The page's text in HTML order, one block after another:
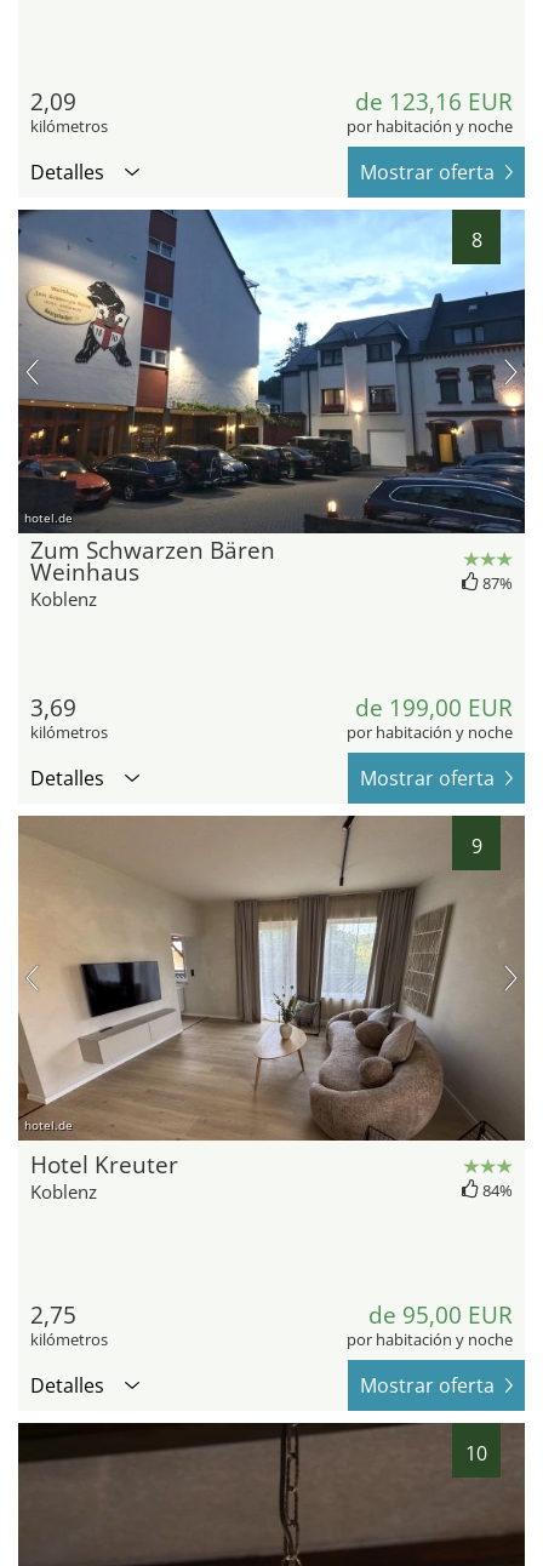
2,09
kilómetros
de 123,16 EUR
por habitación y noche
Detalles Mostrar oferta
8
hotel.de
Zum Schwarzen Bären
Weinhaus
Koblenz
87%
3,69
kilómetros
de 199,00 EUR
por habitación y noche
Detalles Mostrar oferta
9
hotel.de
Hotel Kreuter
Koblenz 84%
2,75
kilómetros
de 95,00 EUR
por habitación y noche
Detalles Mostrar oferta
10